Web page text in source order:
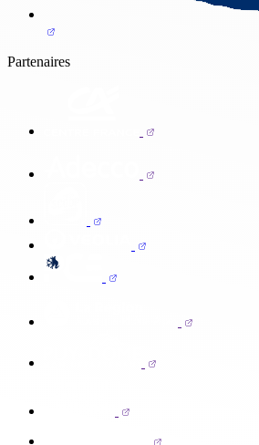
Partenaires